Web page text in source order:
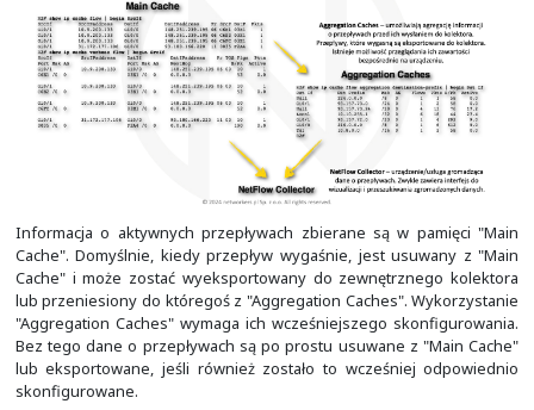
ifIndex zgodnie zRFC1213 stał się zatem
interfejs mógł odziedziczyć numer poprzedniego, co
złej interpretacji danych przez systemy zarządzające i
sieć. Aby wyjść temu problemowi na przeciw,
, który porzucił wymóg zamkniętego
ifNumber. W zależności od platformy, numery
interfejsów mogą być zawsze stałe, a na niektórych
systemu mogą ulegać zmianie. Stąd wcześniej warto
do tego zachowania na wykorzystywanych przez nas
Aby wymusić zachowywanie stałych numerów dla
urządzenie interfejsów, należy skorzystać z
konfiguracji globalnej: "snmp-server ifindex persist
tego polecenia numery interfejsów będą
"nvram:/ifIndex-table